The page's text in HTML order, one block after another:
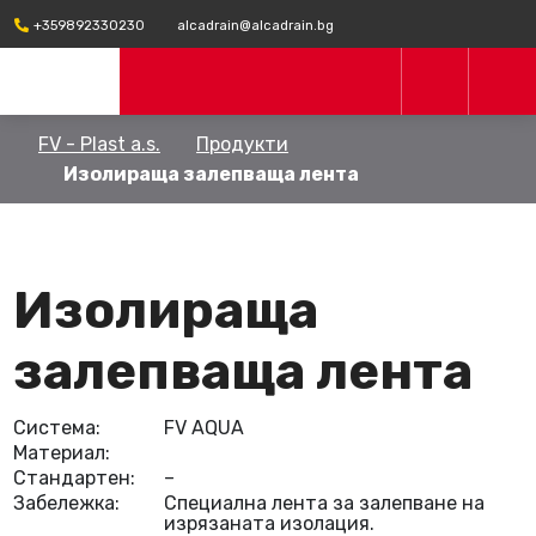
+359892330230 alcadrain@alcadrain.bg
FV - Plast a.s.
Продукти
Изолираща залепваща лента
Изолираща
залепваща лента
Система:
FV AQUA
Материал:
Стандартен:
–
Забележка:
Специална лента за залепване на
изрязаната изолация.